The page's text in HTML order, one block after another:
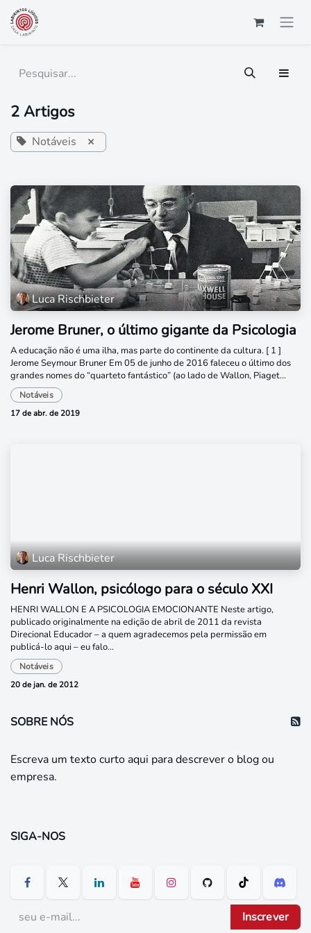
Pular para o conteúdo
2 Artigos
Notáveis ×
Luca Rischbieter
Jerome Bruner, o último gigante da Psicologia
A educação não é uma ilha, mas parte do continente da cultura. [ 1 ]
Jerome Seymour Bruner Em 05 de junho de 2016 faleceu o último dos
grandes nomes do “quarteto fantástico” (ao lado de Wallon, Piaget...
Notáveis
17 de abr. de 2019
Luca Rischbieter
Henri Wallon, psicólogo para o século XXI
HENRI WALLON E A PSICOLOGIA EMOCIONANTE Neste artigo,
publicado originalmente na edição de abril de 2011 da revista
Direcional Educador – a quem agradecemos pela permissão em
publicá-lo aqui – eu falo...
Notáveis
20 de jan. de 2012
SOBRE NÓS
Escreva um texto curto aqui para descrever o blog ou
empresa.
SIGA-NOS
Inscrever